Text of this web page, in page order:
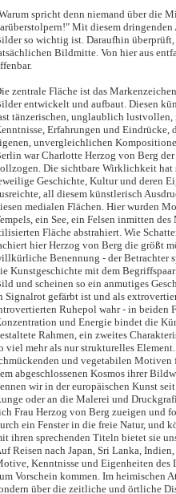
spricht denn niemand über die
Mit diesem
so wichtig ist. Daraufhin
Bildmitte. Von hier aus
zentrale Fläche ist das
entwickelt und aufbaut. Diesen
tänzerischen, unglaublich lustvollen,
Erfahrungen und Eindrücke,
unvergleichlichen
war Charlotte Herzog von Berg
Die sichtbare Wirklichkeit hat
Geschichte, Kultur und deren
all diesem künstlerisch
medialen Flächen. Hier wurden
ein See, ein Felsen inmitten
Fläche abstrahiert. Wie
hier Herzog von Berg die größt
Benennung - der Betrachter
Kunstgeschichte mit dem
und scheinen so ein anmutiges
Signalrot gefärbt ist und als
Ruhepol wahr - in beiden
und Energie bindet die
Rahmen, ein zweites
viel mehr als nur strukturelles
und vegetabilen Motiven
abgeschlossenen Kosmos ihrer
wir in der europäischen Kunst
oder an die Malerei und
Frau Herzog von Berg zueigen und
ein Fenster in die freie Natur, und
ihren sprechenden Titeln bietet sie
Reisen nach Japan, Sri Lanka,
Kenntnisse und Eigenheiten
Vorschein kommen. Im heimischen
über die zeitliche und örtliche